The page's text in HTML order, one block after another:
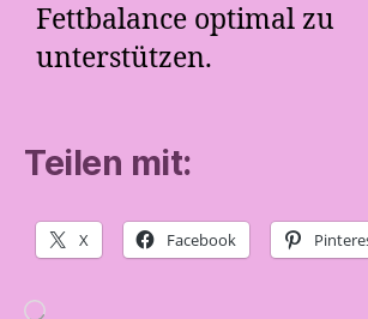
Fettbalance optimal zu
unterstützen.
Teilen mit:
X Facebook